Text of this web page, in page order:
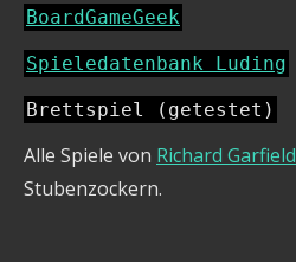
BoardGameGeek
Spieledatenbank Luding
Brettspiel (getestet)
Alle Spiele von Richard Garfield
Stubenzockern.